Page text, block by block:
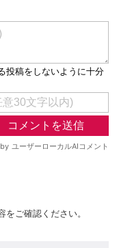
ご確認ください。